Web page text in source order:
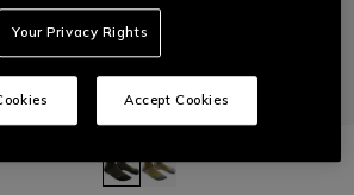
Your Privacy Rights
Accept Cookies